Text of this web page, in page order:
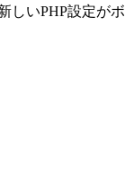
しいPHP設定がボ